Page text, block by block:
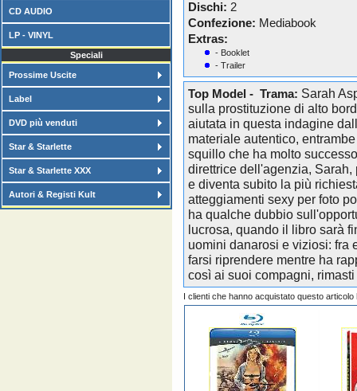
CD AUDIO
LP - VINYL
Speciali
Prossime Uscite
Label
DVD più venduti
Star & Starlette
Star & Starlette XXX
Autori & Registi Kult
Dischi: 2
Confezione: Mediabook
Extras:
- Booklet
- Trailer
Top Model - Trama: Sarah
sulla prostituzione di alto
aiutata in questa indagine
materiale autentico,
squillo che ha molto
direttrice dell'agenzia,
e diventa subito la più
atteggiamenti sexy per foto
ha qualche dubbio
lucrosa, quando il libro sarà
uomini danarosi e viziosi: fra
farsi riprendere mentre ha
così ai suoi compagni,
I clienti che hanno acquistato questo